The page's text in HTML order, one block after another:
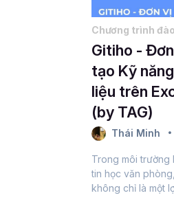
Chương trình
Gitiho -
tạo Kỹ
liệu trên
(by TAG)
Thái Minh
Trong môi trường
tin học văn
không chỉ là một